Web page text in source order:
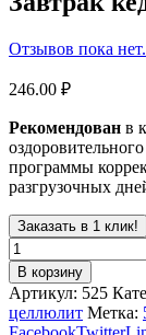
Отзывов пока нет.
246.00 ₽
Рекомендован в
программы
разгрузочных
Заказать в 1 клик!
В корзину
Артикул: 525
целлюлит Метка: